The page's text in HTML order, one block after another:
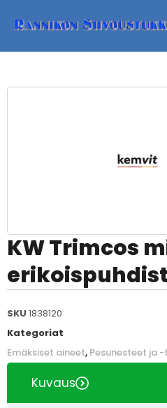
KW Trimcos
SKU 1838120
Kategoriat
Emäksiset aineet, Pesunesteet ja
Kuvaus